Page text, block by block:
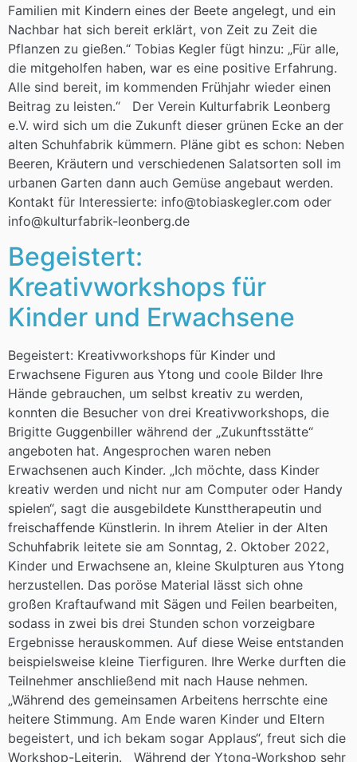
Familien mit Kindern eines der Beete angelegt, und ein
Nachbar hat sich bereit erklärt, von Zeit zu Zeit die
Pflanzen zu gießen.“ Tobias Kegler fügt hinzu: „Für alle,
die mitgeholfen haben, war es eine positive Erfahrung.
Alle sind bereit, im kommenden Frühjahr wieder einen
Beitrag zu leisten.“ Der Verein Kulturfabrik Leonberg
e.V. wird sich um die Zukunft dieser grünen Ecke an der
alten Schuhfabrik kümmern. Pläne gibt es schon: Neben
Beeren, Kräutern und verschiedenen Salatsorten soll im
urbanen Garten dann auch Gemüse angebaut werden.
Kontakt für Interessierte: info@tobiaskegler.com oder
info@kulturfabrik-leonberg.de
Begeistert:
Kreativworkshops für
Kinder und Erwachsene
Begeistert: Kreativworkshops für Kinder und
Erwachsene Figuren aus Ytong und coole Bilder Ihre
Hände gebrauchen, um selbst kreativ zu werden,
konnten die Besucher von drei Kreativworkshops, die
Brigitte Guggenbiller während der „Zukunftsstätte“
angeboten hat. Angesprochen waren neben
Erwachsenen auch Kinder. „Ich möchte, dass Kinder
kreativ werden und nicht nur am Computer oder Handy
spielen“, sagt die ausgebildete Kunsttherapeutin und
freischaffende Künstlerin. In ihrem Atelier in der Alten
Schuhfabrik leitete sie am Sonntag, 2. Oktober 2022,
Kinder und Erwachsene an, kleine Skulpturen aus Ytong
herzustellen. Das poröse Material lässt sich ohne
großen Kraftaufwand mit Sägen und Feilen bearbeiten,
sodass in zwei bis drei Stunden schon vorzeigbare
Ergebnisse herauskommen. Auf diese Weise entstanden
beispielsweise kleine Tierfiguren. Ihre Werke durften die
Teilnehmer anschließend mit nach Hause nehmen.
„Während des gemeinsamen Arbeitens herrschte eine
heitere Stimmung. Am Ende waren Kinder und Eltern
begeistert, und ich bekam sogar Applaus“, freut sich die
Workshop-Leiterin. Während der Ytong-Workshop sehr